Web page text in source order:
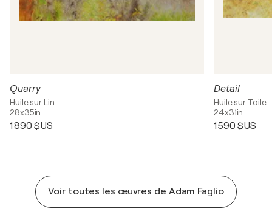
Quarry
Huile sur Lin
28x35in
1 890 $US
Detail
Huile sur Toile
24x31in
1 590 $US
Voir toutes les œuvres de Adam Faglio